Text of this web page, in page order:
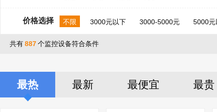
价格选择 不限 3000元以下 3000-5000元 5000元
共有887个监控设备符合条件
最热 最新 最便宜 最贵